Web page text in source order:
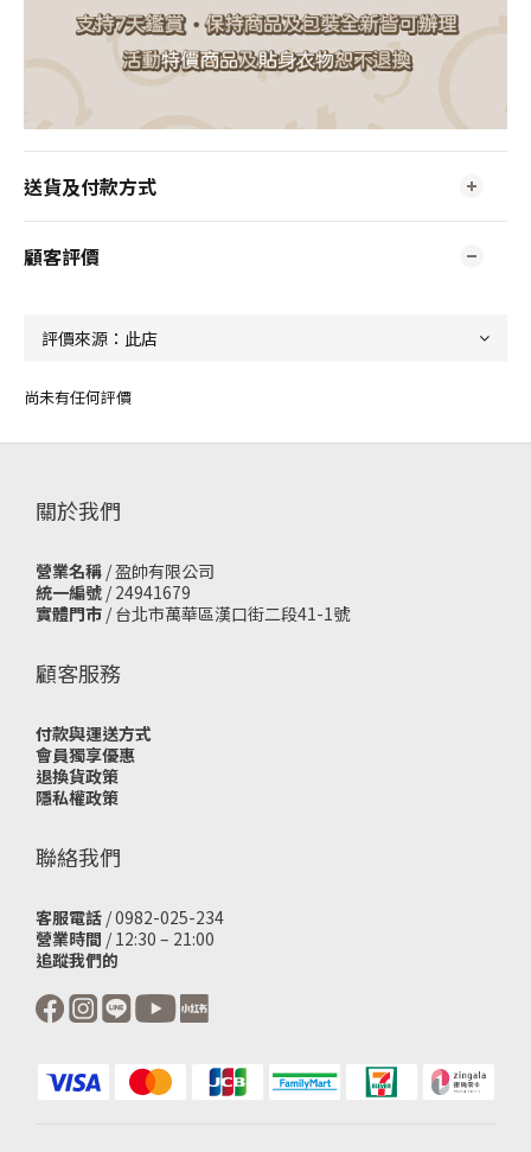
送貨及付款方式
顧客評價
尚未有任何評價
關於我們
營業名稱 / 盈帥有限公司
統一編號 / 24941679
實體門市 / 台北市萬華區漢口街二段41-1號
顧客服務
付款與運送方式
會員獨享優惠
退換貨政策
隱私權政策
聯絡我們
客服電話 / 0982-025-234
營業時間 / 12:30 – 21:00
追蹤我們的